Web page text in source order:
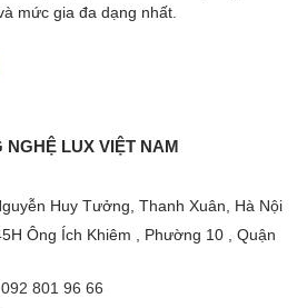
mức gia đa dạng nhất.
NGHỆ LUX VIỆT NAM
Huy Tưởng, Thanh Xuân, Hà Nội
Ông Ích Khiêm , Phường 10 , Quận
092 801 96 66